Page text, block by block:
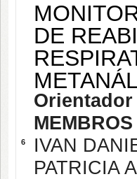
6
DE
Orientador
IVAN
PATRICIA